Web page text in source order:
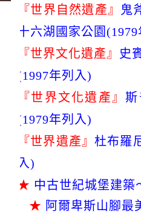
『世界自然遺產』
鬼
十六湖國家公園
『世界文化遺產』 史
(1997年列入)
『世界文化遺產』斯
(1979年列入)
『世界遺產』杜布羅
入)
★ 中古世紀城堡建築
★ 阿爾卑斯山腳最